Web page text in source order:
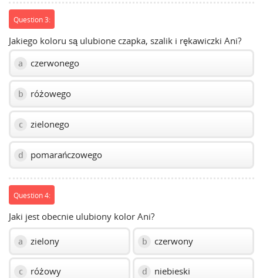
Question 3:
Jakiego koloru są ulubione czapka, szalik i rękawiczki Ani?
a czerwonego
b różowego
c zielonego
d pomarańczowego
Question 4:
Jaki jest obecnie ulubiony kolor Ani?
a zielony b czerwony
c różowy d niebieski